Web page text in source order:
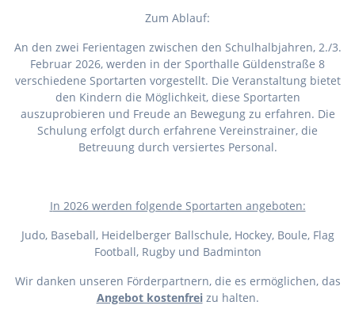
Zum Ablauf:
An den zwei Ferientagen zwischen den Schulhalbjahren, 2./3.
Februar 2026, werden in der Sporthalle Güldenstraße 8
verschiedene Sportarten vorgestellt. Die Veranstaltung bietet
den Kindern die Möglichkeit, diese Sportarten
auszuprobieren und Freude an Bewegung zu erfahren. Die
Schulung erfolgt durch erfahrene Vereinstrainer, die
Betreuung durch versiertes Personal.
In 2026 werden folgende Sportarten angeboten:
Judo, Baseball, Heidelberger Ballschule, Hockey, Boule, Flag
Football, Rugby und Badminton
Wir danken unseren Förderpartnern, die es ermöglichen, das
Angebot kostenfreizu halten.